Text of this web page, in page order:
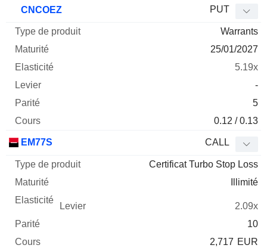
CNCOEZ PUT
Warrants
25/01/2027
5.19x
-
5
0.12 / 0.13
EM77S CALL
Certificat Turbo Stop Loss
Illimité
2.09x
10
2,717 EUR